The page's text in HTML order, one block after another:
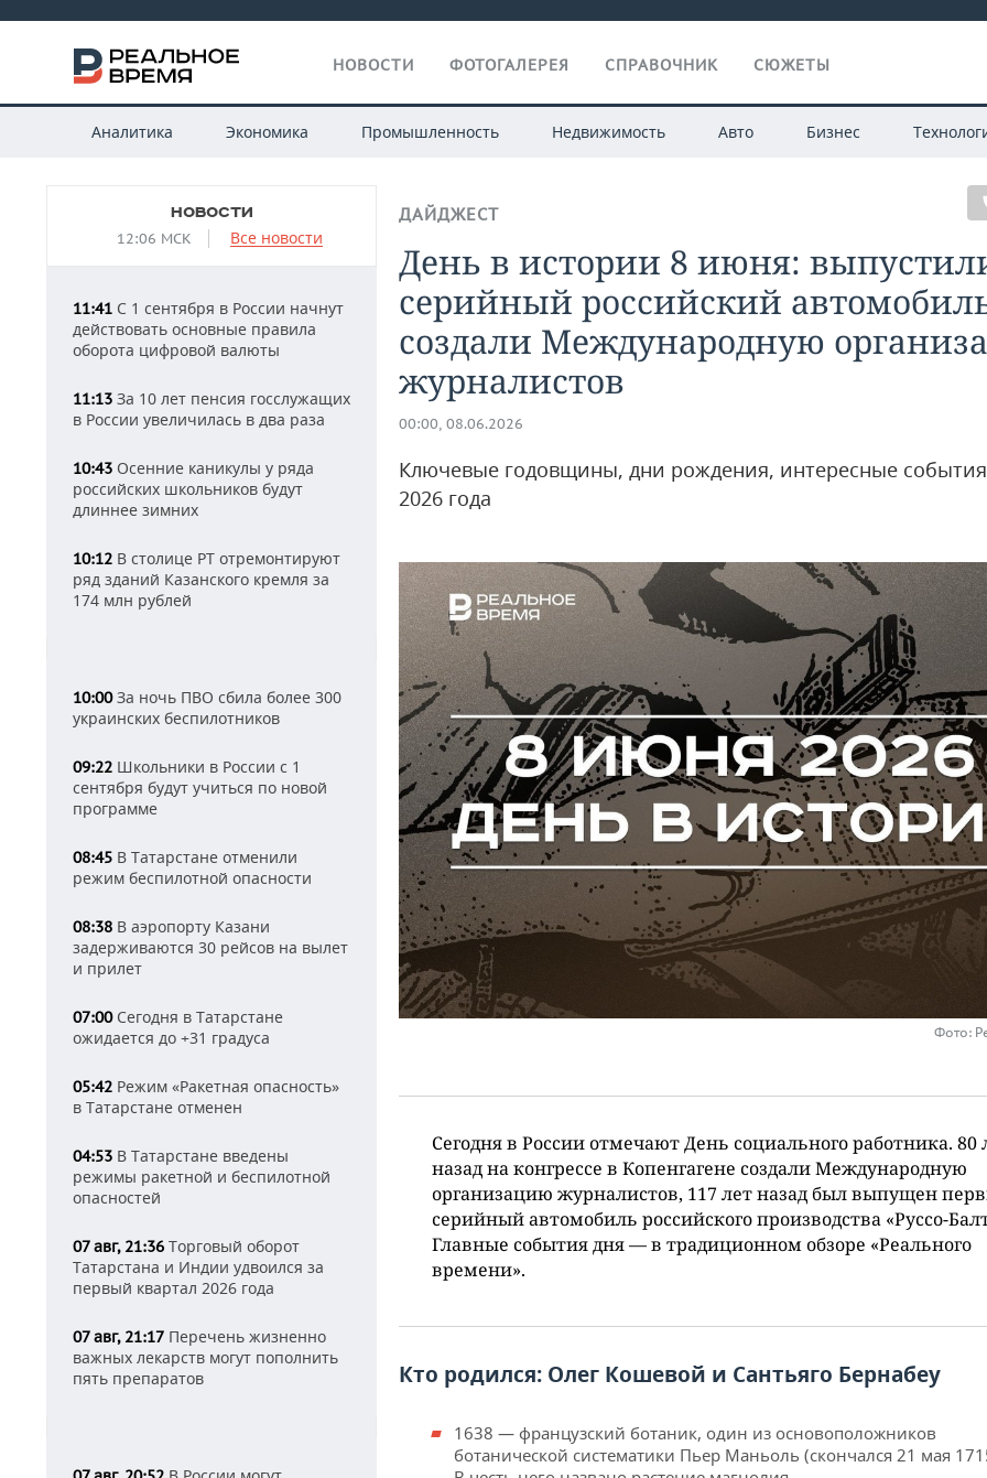
НОВОСТИ ФОТОГАЛЕРЕЯ СПРАВОЧНИК СЮЖЕТЫ
Аналитика Экономика Промышленность Недвижимость Авто Бизнес
НОВОСТИ
12:06 МСК Все новости
11:41 С 1 сентября в России начнут
действовать основные правила
оборота цифровой валюты
11:13 За 10 лет пенсия госслужащих
в России увеличилась в два раза
10:43 Осенние каникулы у ряда
российских школьников будут
длиннее зимних
10:12 В столице РТ отремонтируют
ряд зданий Казанского кремля за
174 млн рублей
10:00За ночь ПВО сбила более 300
украинских беспилотников
09:22 Школьники в России с 1
сентября будут учиться по новой
программе
08:45 В Татарстане отменили
режим беспилотной опасности
08:38 В аэропорту Казани
задерживаются 30 рейсов на вылет
и прилет
07:00Сегодня в Татарстане
ожидается до +31 градуса
05:42 Режим «Ракетная опасность»
в Татарстане отменен
04:53 В Татарстане введены
режимы ракетной и беспилотной
опасностей
07 авг, 21:36 Торговый оборот
Татарстана и Индии удвоился за
первый квартал 2026 года
07 авг, 21:17 Перечень жизненно
важных лекарств могут пополнить
пять препаратов
ДАЙДЖЕСТ
День в истории 8 июня:
серийный российский
создали Международную
журналистов
00:00, 08.06.2026
Ключевые годовщины, дни рождения, интересные
2026 года
Фото:
Сегодня в России отмечают День социального работника. 80
назад на конгрессе в Копенгагене создали Международную
организацию журналистов, 117 лет назад был выпущен
серийный автомобиль российского производства «Руссо-
Главные события дня — в традиционном обзоре «Реального
времени».
Кто родился: Олег Кошевой и Сантьяго Бернабеу
1638 — французский ботаник, один из основоположников
ботанической систематики Пьер Маньоль (скончался 21 мая